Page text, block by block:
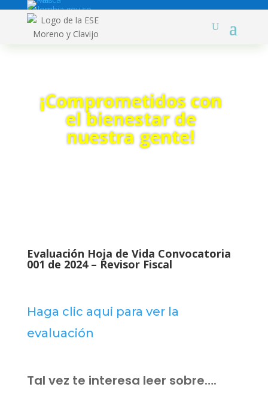
¡Comprometidos con
el bienestar de
nuestra gente!
Evaluación Hoja de Vida Convocatoria
001 de 2024 – Revisor Fiscal
Haga clic aqui para ver la
evaluación
Tal vez te interesa leer sobre….